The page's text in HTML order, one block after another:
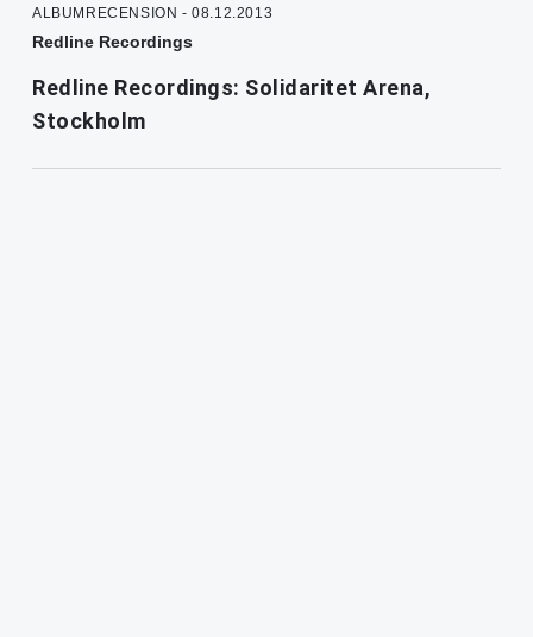
ALBUMRECENSION - 08.12.2013
Redline Recordings
Redline Recordings: Solidaritet Arena,
Stockholm